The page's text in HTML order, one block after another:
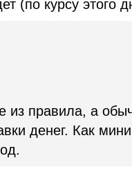
(по курсу этого
из правила, а
денег. Как